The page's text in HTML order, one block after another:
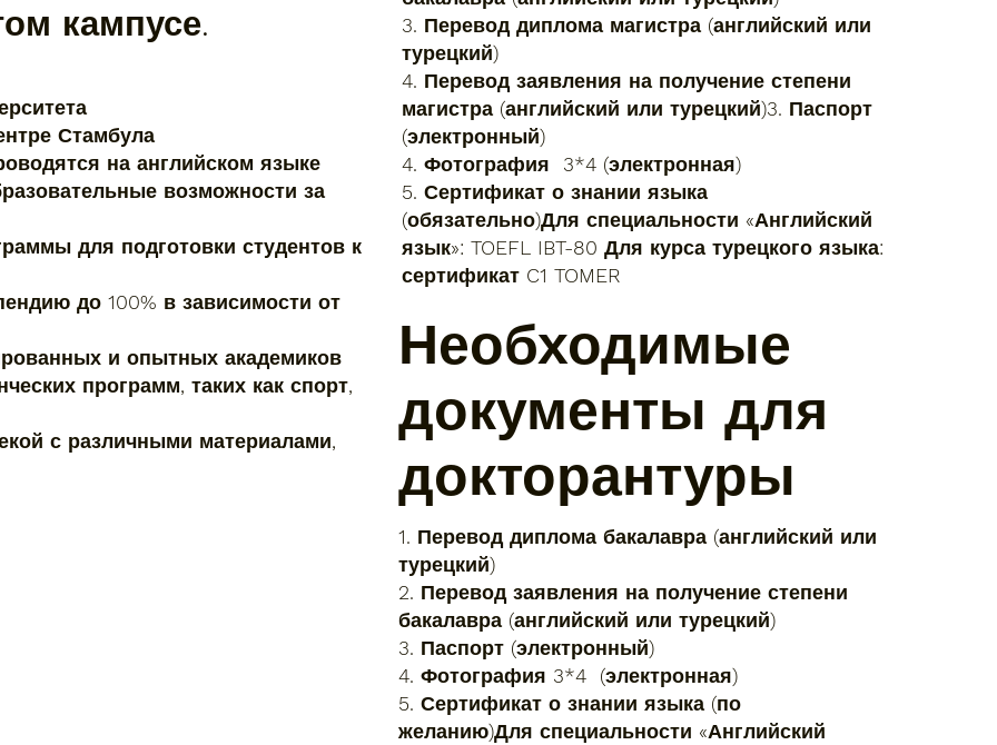
кампусе.
Стамбула
на английском языке
возможности за
для подготовки студентов к
до 100% в зависимости от
и опытных академиков
программ, таких как спорт,
с различными материалами,
3. Перевод диплома магистра (английский или
турецкий)
4. Перевод заявления на получение степени
магистра (английский или турецкий)3. Паспорт
(электронный)
4. Фотография 3*4 (электронная)
5. Сертификат о знании языка
(обязательно)Для специальности «Английский
язык»: TOEFL IBT-80 Для курса турецкого языка:
сертификат C1 TOMER
Необходимые
документы для
докторантуры
1. Перевод диплома бакалавра (английский или
турецкий)
2. Перевод заявления на получение степени
бакалавра (английский или турецкий)
3. Паспорт (электронный)
4. Фотография 3*4 (электронная)
5. Сертификат о знании языка (по
желанию)Для специальности «Английский